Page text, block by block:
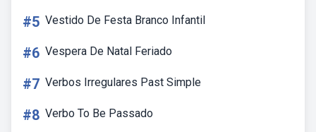
#5 Vestido De Festa Branco Infantil
#6 Vespera De Natal Feriado
#7 Verbos Irregulares Past Simple
#8 Verbo To Be Passado